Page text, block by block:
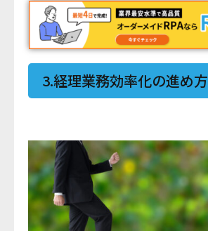
3.経理業務効率化の進め方